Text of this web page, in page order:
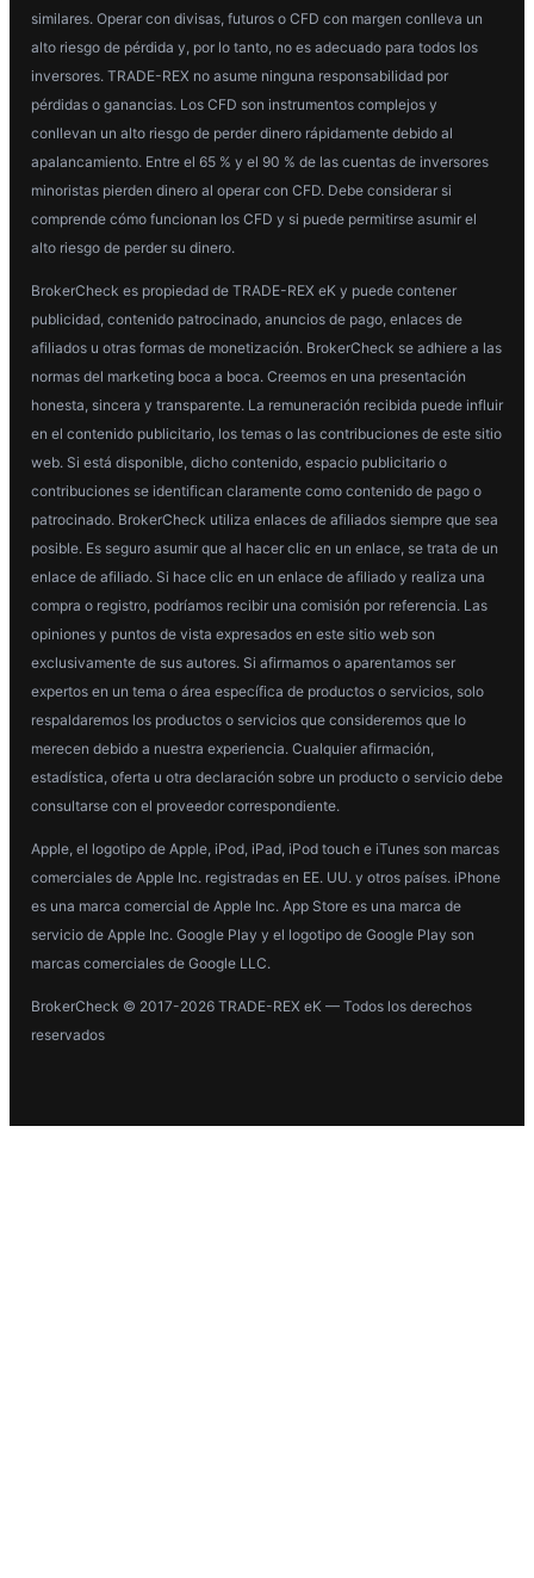
similares. Operar con divisas, futuros o CFD con margen conlleva un
alto riesgo de pérdida y, por lo tanto, no es adecuado para todos los
inversores. TRADE-REX no asume ninguna responsabilidad por
pérdidas o ganancias. Los CFD son instrumentos complejos y
conllevan un alto riesgo de perder dinero rápidamente debido al
apalancamiento. Entre el 65 % y el 90 % de las cuentas de inversores
minoristas pierden dinero al operar con CFD. Debe considerar si
comprende cómo funcionan los CFD y si puede permitirse asumir el
alto riesgo de perder su dinero.
BrokerCheck es propiedad de TRADE-REX eK y puede contener
publicidad, contenido patrocinado, anuncios de pago, enlaces de
afiliados u otras formas de monetización. BrokerCheck se adhiere a las
normas del marketing boca a boca. Creemos en una presentación
honesta, sincera y transparente. La remuneración recibida puede influir
en el contenido publicitario, los temas o las contribuciones de este sitio
web. Si está disponible, dicho contenido, espacio publicitario o
contribuciones se identifican claramente como contenido de pago o
patrocinado. BrokerCheck utiliza enlaces de afiliados siempre que sea
posible. Es seguro asumir que al hacer clic en un enlace, se trata de un
enlace de afiliado. Si hace clic en un enlace de afiliado y realiza una
compra o registro, podríamos recibir una comisión por referencia. Las
opiniones y puntos de vista expresados en este sitio web son
exclusivamente de sus autores. Si afirmamos o aparentamos ser
expertos en un tema o área específica de productos o servicios, solo
respaldaremos los productos o servicios que consideremos que lo
merecen debido a nuestra experiencia. Cualquier afirmación,
estadística, oferta u otra declaración sobre un producto o servicio debe
consultarse con el proveedor correspondiente.
Apple, el logotipo de Apple, iPod, iPad, iPod touch e iTunes son marcas
comerciales de Apple Inc. registradas en EE. UU. y otros países. iPhone
es una marca comercial de Apple Inc. App Store es una marca de
servicio de Apple Inc. Google Play y el logotipo de Google Play son
marcas comerciales de Google LLC.
BrokerCheck © 2017-2026 TRADE-REX eK — Todos los derechos
reservados